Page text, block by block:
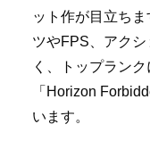
ット作が目立ち
ツやFPS、アク
く、トップラン
「Horizon
います。